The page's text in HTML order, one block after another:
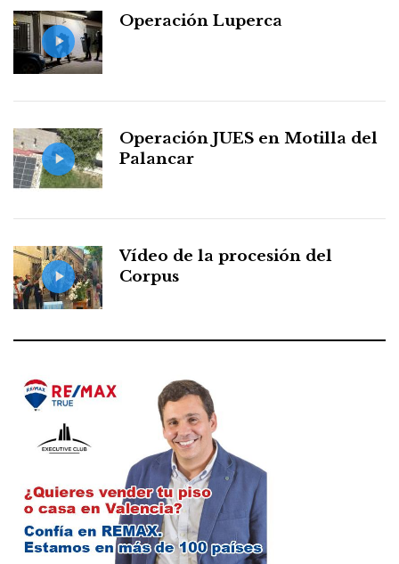
Operación Luperca
Operación JUES en Motilla del
Palancar
Vídeo de la procesión del
Corpus